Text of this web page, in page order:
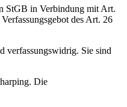
StGB in Verbindung mit Art.
des Art. 26
verfassungswidrig. Sie sind
Die